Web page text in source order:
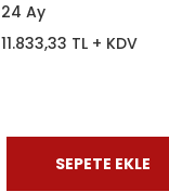
24 Ay
11.833,33 TL + KDV
SEPETE EKLE